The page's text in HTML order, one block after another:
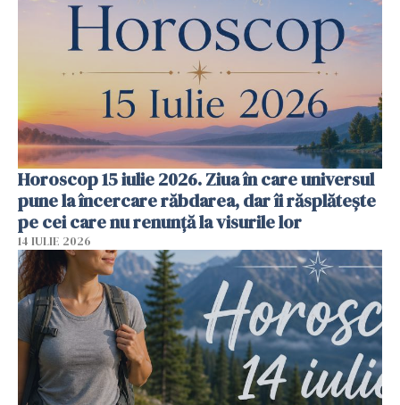
Horoscop 15 iulie 2026. Ziua în care universul
pune la încercare răbdarea, dar îi răsplătește
pe cei care nu renunță la visurile lor
14 IULIE 2026